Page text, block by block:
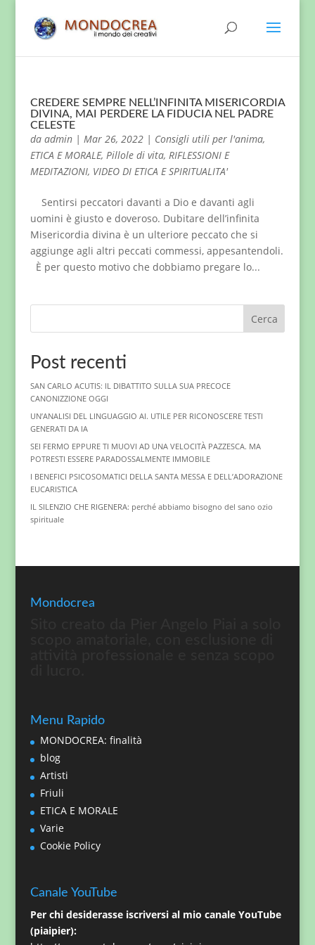
CREDERE SEMPRE NELL’INFINITA MISERICORDIA
DIVINA, MAI PERDERE LA FIDUCIA NEL PADRE
CELESTE
da admin| Mar 26, 2022| Consigli utili per l'anima,
ETICA E MORALE, Pillole di vita, RIFLESSIONI E
MEDITAZIONI, VIDEO DI ETICA E SPIRITUALITA'
Sentirsi peccatori davanti a Dio e davanti agli
uomini è giusto e doveroso. Dubitare dell’infinita
Misericordia divina è un ulteriore peccato che si
aggiunge agli altri peccati commessi, appesantendoli.
È per questo motivo che dobbiamo pregare lo...
Cerca
Post recenti
SAN CARLO ACUTIS: IL DIBATTITO SULLA SUA PRECOCE
CANONIZZIONE OGGI
UN’ANALISI DEL LINGUAGGIO AI. UTILE PER RICONOSCERE TESTI
GENERATI DA IA
SEI FERMO EPPURE TI MUOVI AD UNA VELOCITÀ PAZZESCA. MA
POTRESTI ESSERE PARADOSSALMENTE IMMOBILE
I BENEFICI PSICOSOMATICI DELLA SANTA MESSA E DELL’ADORAZIONE
EUCARISTICA
IL SILENZIO CHE RIGENERA: perché abbiamo bisogno del sano ozio
spirituale
Mondocrea
Menu Rapido
MONDOCREA: finalità
blog
Artisti
Friuli
ETICA E MORALE
Varie
Cookie Policy
Canale YouTube
Per chi desiderasse iscriversi al mio canale YouTube
(piaipier):